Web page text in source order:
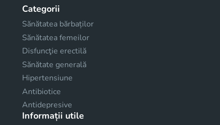
Categorii
Sănătatea bărbaților
Sănătatea femeilor
Disfuncţie erectilă
Sănătate generală
Hipertensiune
Antibiotice
Antidepresive
Informații utile